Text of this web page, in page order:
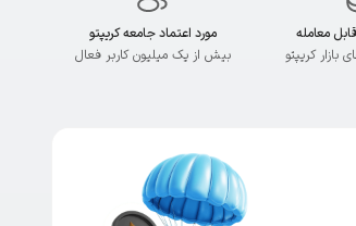
بازار کریپتو
مورد اعتماد جامعه کریپتو
بیش از یک میلیون کاربر فعال